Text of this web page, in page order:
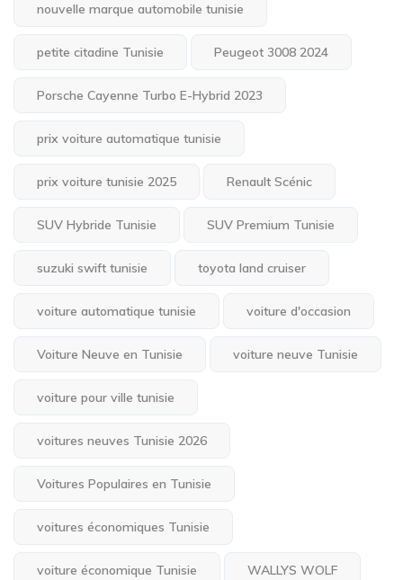
nouvelle marque automobile tunisie
petite citadine Tunisie Peugeot 3008 2024
Porsche Cayenne Turbo E-Hybrid 2023
prix voiture automatique tunisie
prix voiture tunisie 2025 Renault Scénic
SUV Hybride Tunisie SUV Premium Tunisie
suzuki swift tunisie toyota land cruiser
voiture automatique tunisie voiture d'occasion
Voiture Neuve en Tunisie voiture neuve Tunisie
voiture pour ville tunisie
voitures neuves Tunisie 2026
Voitures Populaires en Tunisie
voitures économiques Tunisie
voiture économique Tunisie WALLYS WOLF